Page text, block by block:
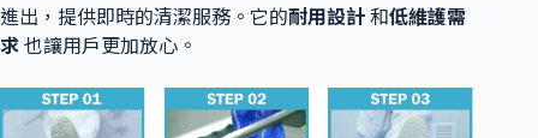
進出，提供即時的清潔服務。它的耐用設計 和低維護需
求 也讓用戶更加放心。